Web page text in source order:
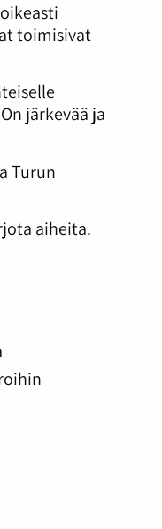
toimisivat
järkevää ja
Turun
aiheita.